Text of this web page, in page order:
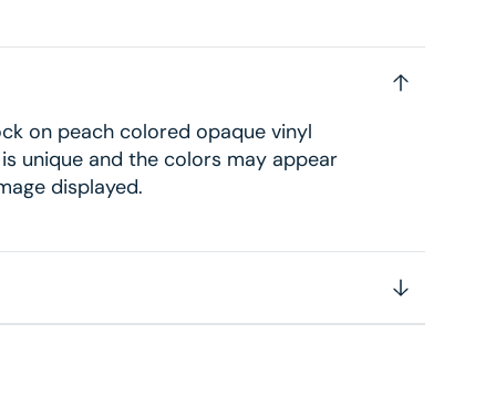
on peach colored opaque vinyl
unique and the colors may appear
displayed.